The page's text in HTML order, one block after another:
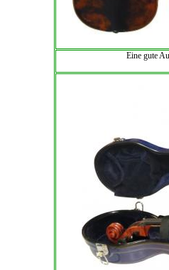
Eine gute Auswahl an